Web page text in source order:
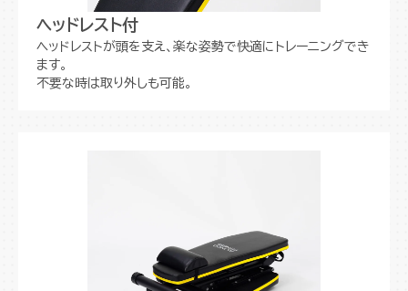
ヘッドレスト付
ヘッドレストが頭を支え、楽な姿勢で快適にトレーニングでき
ます。
不要な時は取り外しも可能。